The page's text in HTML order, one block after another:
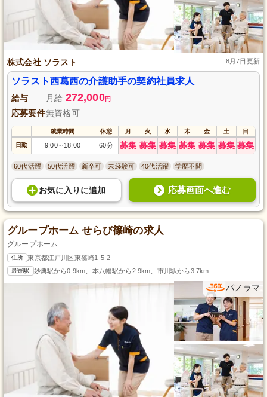
株式会社 ソラスト 8月7日更新
ソラスト西葛西の介護助手の契約社員求人
給与 月給 272,000円
応募要件無資格可
就業時間 休憩 月 火 水 木 金 土 日
日勤 9:00～ 18:00 60分 募集 募集 募集 募集 募集 募集 募集
60代活躍 50代活躍 新卒可 未経験可 40代活躍 学歴不問
お気に入り に追加 応募画面へ進む
グループホーム せらび篠崎の求人
グループホーム
住所 東京都江戸川区東篠崎1-5-2
最寄駅 妙典駅から0.9km、本八幡駅から2.9km、市川駅から3.7km
パノラマ